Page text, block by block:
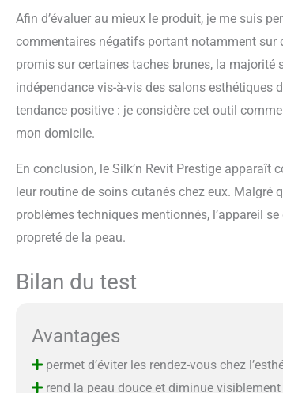
Afin d’évaluer au mieux le produit, je me suis
commentaires négatifs portant notamment
promis sur certaines taches brunes, la
indépendance vis-à-vis des salons esthétiques
tendance positive : je considère cet outil
mon domicile.
En conclusion, le Silk’n Revit Prestige apparaît
leur routine de soins cutanés chez eux. Malgré
problèmes techniques mentionnés, l’appareil
propreté de la peau.
Bilan du test
Avantages
permet d’éviter les rendez-vous chez
rend la peau douce et diminue